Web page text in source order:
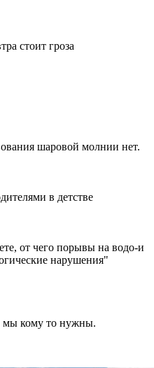
стоит гроза
шаровой молнии нет.
в детстве
от чего порывы на водо-и
нарушения"
мы кому то нужны.